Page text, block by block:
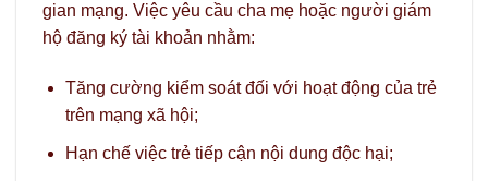
gian mạng. Việc yêu cầu cha mẹ hoặc người giám
hộ đăng ký tài khoản nhằm:
Tăng cường kiểm soát đối với hoạt động của trẻ
trên mạng xã hội;
Hạn chế việc trẻ tiếp cận nội dung độc hại;